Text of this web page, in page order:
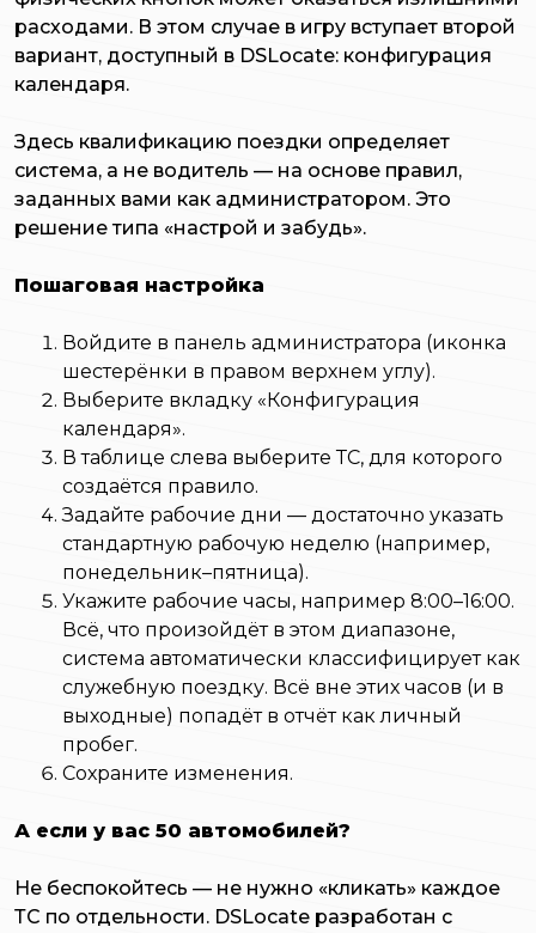
расходами. В этом случае в игру вступает второй
вариант, доступный в DSLocate: конфигурация
календаря.
Здесь квалификацию поездки определяет
система, а не водитель — на основе правил,
заданных вами как администратором. Это
решение типа «настрой и забудь».
Пошаговая настройка
Войдите в панель администратора (иконка
шестерёнки в правом верхнем углу).
Выберите вкладку «Конфигурация
календаря».
В таблице слева выберите ТС, для которого
создаётся правило.
Задайте рабочие дни — достаточно указать
стандартную рабочую неделю (например,
понедельник–пятница).
Укажите рабочие часы, например 8:00–16:00.
Всё, что произойдёт в этом диапазоне,
система автоматически классифицирует как
служебную поездку. Всё вне этих часов (и в
выходные) попадёт в отчёт как личный
пробег.
Сохраните изменения.
А если у вас 50 автомобилей?
Не беспокойтесь — не нужно «кликать» каждое
ТС по отдельности. DSLocate разработан с